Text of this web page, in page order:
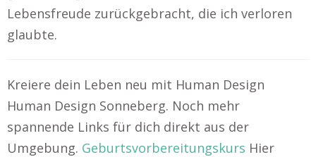
Lebensfreude zurückgebracht, die ich verloren
glaubte.
Kreiere dein Leben neu mit Human Design
Human Design Sonneberg. Noch mehr
spannende Links für dich direkt aus der
Umgebung. Geburtsvorbereitungskurs Hier